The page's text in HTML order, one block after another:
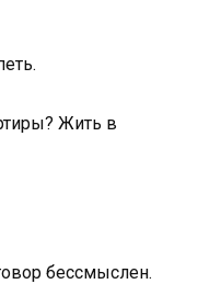
Жить в
бессмыслен.